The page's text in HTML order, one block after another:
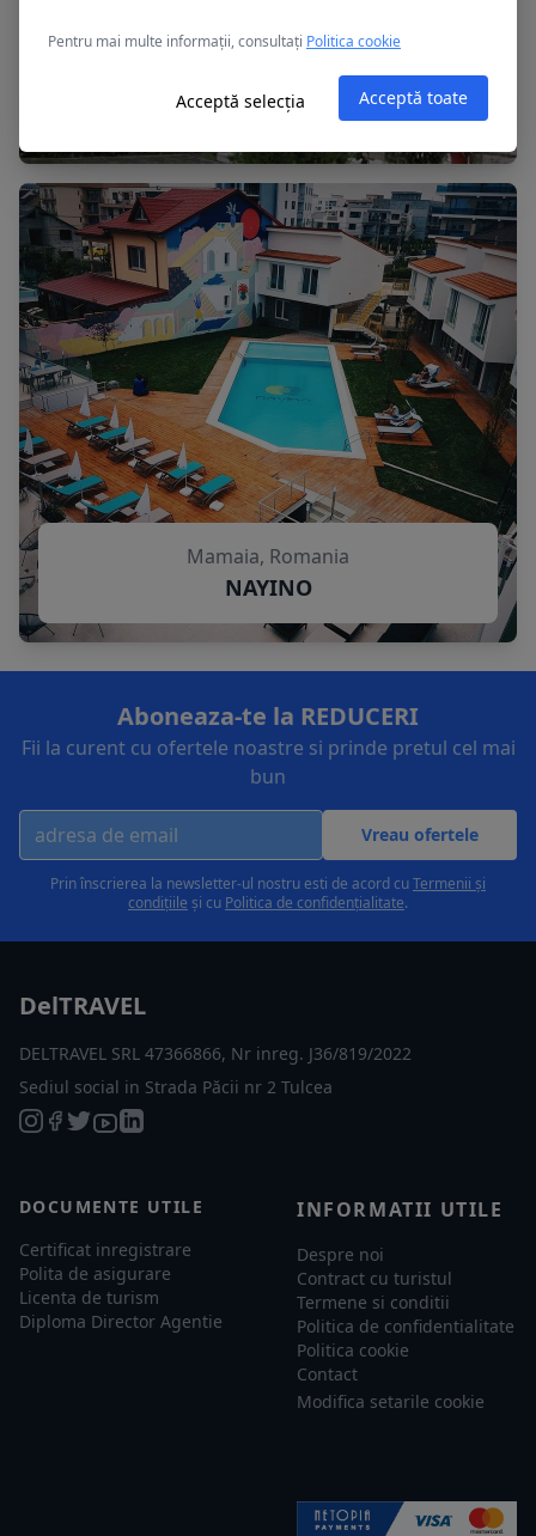
Mamaia, Romania
APOLLO
Mamaia, Romania
NAYINO
Aboneaza-te la REDUCERI
Fii la curent cu ofertele noastre si prinde pretul cel mai
bun
Vreau ofertele
Prin înscrierea la newsletter-ul nostru esti de acord cuTermenii și
condițiile și cu Politica de confidențialitate.
DelTRAVEL
DELTRAVEL SRL 47366866, Nr inreg. J36/819/2022
Sediul social in Strada Păcii nr 2 Tulcea
DOCUMENTE UTILE
Certificat inregistrare
Polita de asigurare
Licenta de turism
Diploma Director Agentie
INFORMATII UTILE
Despre noi
Contract cu turistul
Termene si conditii
Politica de confidentialitate
Politica cookie
Contact
Modifica setarile cookie
Pentru mai multe informații, consultați Politica cookie
Acceptă selecția Acceptă toate